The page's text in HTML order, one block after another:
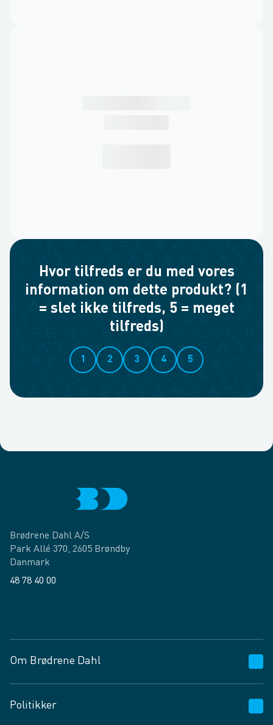
Hvor tilfreds er du med vores
information om dette produkt? (1
= slet ikke tilfreds, 5 = meget
tilfreds)
1 2 3 4 5
Brødrene Dahl A/S
Park Allé 370, 2605 Brøndby
Danmark
48 78 40 00
Om Brødrene Dahl
Vagttelefon 30 10 89 89
Politikker